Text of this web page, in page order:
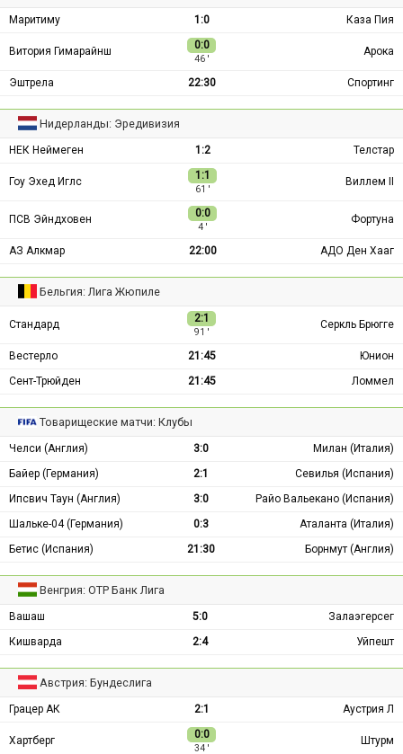
Маритиму 1:0 Каза Пия
Витория Гимарайнш 0:0
46 ′
Арока
Эштрела 22:30 Спортинг
Нидерланды: Эредивизия
НЕК Неймеген 1:2 Телстар
Гоу Эхед Иглс 1:1
61 ′
Виллем II
ПСВ Эйндховен 0:0
4 ′
Фортуна
АЗ Алкмар 22:00 АДО Ден Хааг
Бельгия: Лига Жюпиле
Стандард 2:1
91 ′
Серкль Брюгге
Вестерло 21:45
Юнион
Сент-Трюйден
21:45 Ломмел
Товарищеские матчи: Клубы
Челси (Англия) 3:0
Милан (Италия)
Байер (Германия)
2:1
Севилья (Испания)
Ипсвич Таун (Англия)
3:0
Райо Вальекано (Испания)
Шальке-04 (Германия)
0:3
Аталанта (Италия)
Бетис (Испания)
21:30 Борнмут (Англия)
Венгрия: ОТР Банк Лига
Вашаш 5:0
Залаэгерсег
Кишварда
2:4 Уйпешт
Австрия: Бундеслига
Грацер АК 2:1 Аустрия Л
Хартберг 0:0
34 ′
Штурм